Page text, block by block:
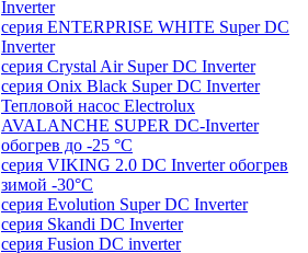
Inverter
серия ENTERPRISE WHITE Super DC
Inverter
серия Crystal Air Super DC Inverter
серия Onix Black Super DC Inverter
Тепловой насос Electrolux
AVALANCHE SUPER DC-Inverter
обогрев до -25 °С
серия VIKING 2.0 DC Inverter обогрев
зимой -30°С
серия Evolution Super DC Inverter
серия Skandi DC Inverter
серия Fusion DC inverter